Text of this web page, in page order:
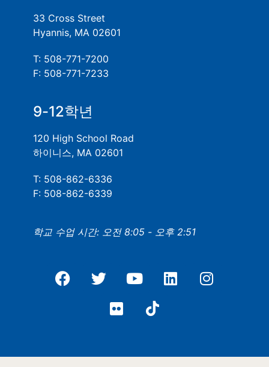
33 Cross Street
Hyannis, MA 02601
T: 508-771-7200
F: 508-771-7233
9-12학년
120 High School Road
하이니스, MA 02601
T: 508-862-6336
F: 508-862-6339
학교 수업 시간: 오전 8:05 - 오후 2:51